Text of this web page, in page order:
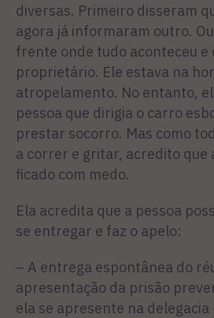
diversas. Primeiro disseram
agora já informaram outro.
frente onde tudo aconteceu e
proprietário. Ele estava na
atropelamento. No entanto,
pessoa que dirigia o carro
prestar socorro. Mas como
a correr e gritar, acredito que
ficado com medo.
Ela acredita que a pessoa
se entregar e faz o apelo:
– A entrega espontânea do
apresentação da prisão
ela se apresente na delegacia